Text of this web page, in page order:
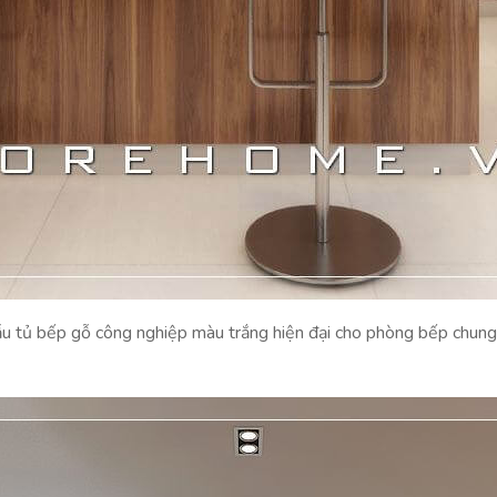
tủ bếp gỗ công nghiệp màu trắng hiện đại cho phòng bếp